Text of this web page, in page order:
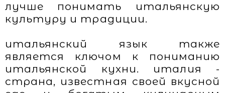
лучше понимать итальянскую
культуру и традиции.
итальянский язык также
является ключом к пониманию
итальянской кухни. италия -
страна, известная своей вкусной